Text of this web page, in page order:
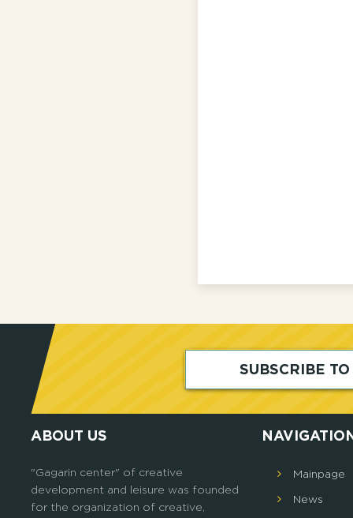
SUBSCRIBE
ABOUT US
"Gagarin center" of creative
development and leisure was founded
for the organization of creative,
Mainpage
News